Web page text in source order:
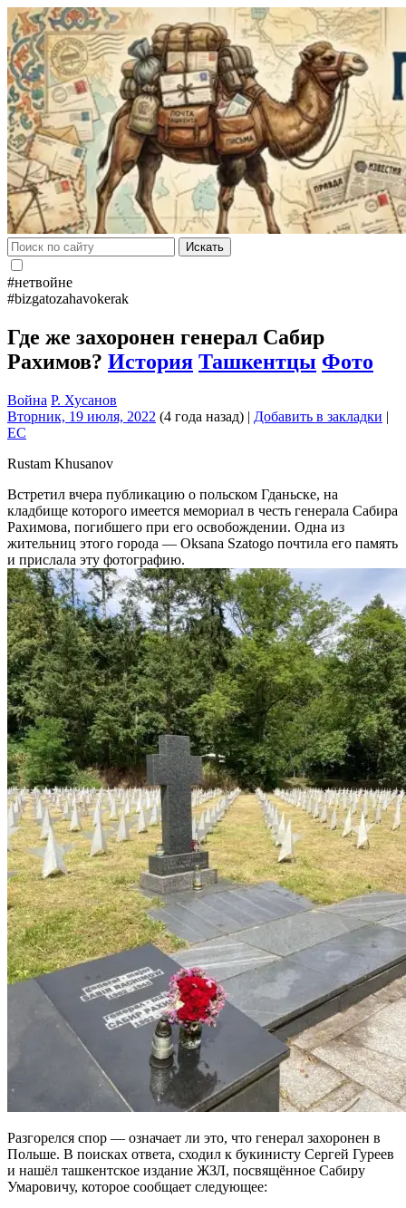
Искать
#нетвойне
#bizgatozahavokerak
Где же захоронен генерал Сабир
Рахимов? История Ташкентцы Фото
Война Р. Хусанов
Вторник, 19 июля, 2022 (4 года назад) | Добавить в закладки |
EC
Rustam Khusanov
Встретил вчера публикацию о польском Гданьске, на
кладбище которого имеется мемориал в честь генерала Сабира
Рахимова, погибшего при его освобождении. Одна из
жительниц этого города — Oksana Szatogo почтила его память
и прислала эту фотографию.
Разгорелся спор — означает ли это, что генерал захоронен в
Польше. В поисках ответа, сходил к букинисту Сергей Гуреев
и нашёл ташкентское издание ЖЗЛ, посвящённое Сабиру
Умаровичу, которое сообщает следующее: